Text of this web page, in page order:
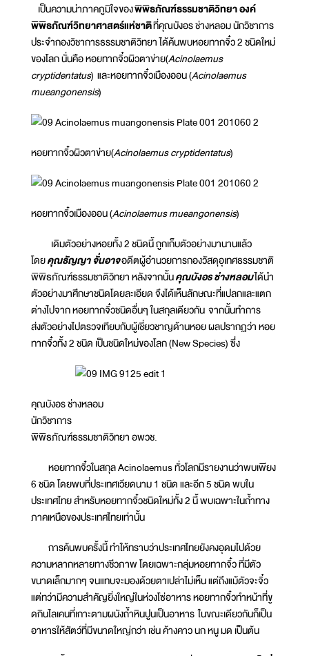
เป็นความน่าภาคภูมิใจของพิพิธภัณฑ์ธรรมชาติวิทยา องค์
พิพิธภัณฑ์วิทยาศาสตร์แห่ชาติที่คุณบังอร ช่างหลอม นักวิชาการ
ประจำกองวิชาการธรรมชาติวิทยา ได้ค้นพบหอยทากจิ๋ว 2 ชนิดใหม่
ของโลก นั่นคือ หอยทากจิ๋วผิวตาข่าย(Acinolaemus
cryptidentatus) และหอยทากจิ๋วเมืองออน (Acinolaemus
mueangonensis)
หอยทากจิ๋วผิวตาข่าย(Acinolaemus cryptidentatus)
หอยทากจิ๋วเมืองออน (Acinolaemus mueangonensis)
เดิมตัวอย่างหอยทั้ง 2 ชนิดนี้ ถูกเก็บตัวอย่างมานานแล้ว
โดยคุณธัญญา จั่นอาจอดีตผู้อำนวยการกองวัสดุอุเทศธรรมชาติ
พิพิธภัณฑ์ธรรมชาติวิทยา หลังจากนั้นคุณบังอร ช่างหลอมได้นำ
ตัวอย่างมาศึกษาชนิดโดยละเอียด จึงได้เห็นลักษณะที่แปลกและแตก
ต่างไปจาก หอยทากจิ๋วชนิดอื่นๆ ในสกุลเดียวกัน จากนั้นทำการ
ส่งตัวอย่างไปตรวจเทียบกับผู้เชี่ยวชาญด้านหอย ผลปรากฏว่า หอย
ทากจิ๋วทั้ง 2 ชนิด เป็นชนิดใหม่ของโลก (New Species) ซึ่ง
คุณบังอร ช่างหลอม
นักวิชาการ​
พิพิธภัณฑ์​ธรรมชาติ​วิทยา​ อพวช.​
หอยทากจิ๋วในสกุล Acinolaemus ทั่วโลกมีรายงานว่าพบเพียง
6 ชนิด โดยพบที่ประเทศเวียดนาม 1 ชนิด และอีก 5 ชนิด พบใน
ประเทศไทย สำหรับหอยทากจิ๋วชนิดใหม่ทั้ง 2 นี้ พบเฉพาะในถ้ำทาง
ภาคเหนือของประเทศไทยเท่านั้น
การค้นพบครั้งนี้ ทำให้ทราบว่าประเทศไทยยังคงอุดมไปด้วย
ความหลากหลายทางชีวภาพ โดยเฉพาะกลุ่มหอยทากจิ๋ว ที่มีตัว
ขนาดเล็กมากๆ จนแทบจะมองด้วยตาเปล่าไม่เห็น แต่ถึงแม้ตัวจะจิ๋ว
แต่ทว่ามีความสำคัญยิ่งใหญ่ในห่วงโซ่อาหาร หอยทากจิ๋วทำหน้าที่ขู
ดกินไลเคนที่เกาะตามผนังถ้ำหินปูนเป็นอาหาร ในขณะเดียวกันก็เป็น
อาหารให้สัตว์ที่มีขนาดใหญ่กว่า เช่น ค้างคาว นก หนู มด เป็นต้น